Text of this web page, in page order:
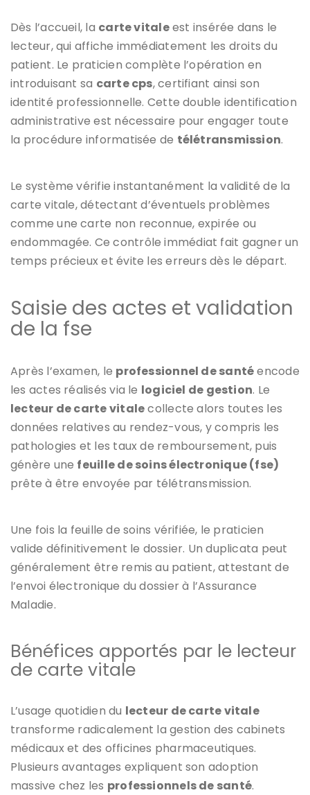
Dès l’accueil, la carte vitaleest insérée dans le
lecteur, qui affiche immédiatement les droits du
patient. Le praticien complète l’opération en
introduisant sa carte cps, certifiant ainsi son
identité professionnelle. Cette double identification
administrative est nécessaire pour engager toute
la procédure informatisée de télétransmission.
Le système vérifie instantanément la validité de la
carte vitale, détectant d’éventuels problèmes
comme une carte non reconnue, expirée ou
endommagée. Ce contrôle immédiat fait gagner un
temps précieux et évite les erreurs dès le départ.
Saisie des actes et validation
de la fse
Après l’examen, le professionnel de santéencode
les actes réalisés via le logiciel de gestion. Le
lecteur de carte vitalecollecte alors toutes les
données relatives au rendez-vous, y compris les
pathologies et les taux de remboursement, puis
génère une feuille de soins électronique (fse)
prête à être envoyée par télétransmission.
Une fois la feuille de soins vérifiée, le praticien
valide définitivement le dossier. Un duplicata peut
généralement être remis au patient, attestant de
l’envoi électronique du dossier à l’Assurance
Maladie.
Bénéfices apportés par le lecteur
de carte vitale
L’usage quotidien du lecteur de carte vitale
transforme radicalement la gestion des cabinets
médicaux et des officines pharmaceutiques.
Plusieurs avantages expliquent son adoption
massive chez les professionnels de santé.